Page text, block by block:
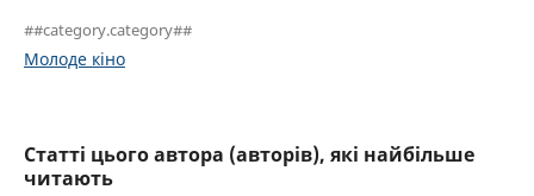
##category.category##
Молоде кіно
Статті цього автора (авторів), які найбільше
читають